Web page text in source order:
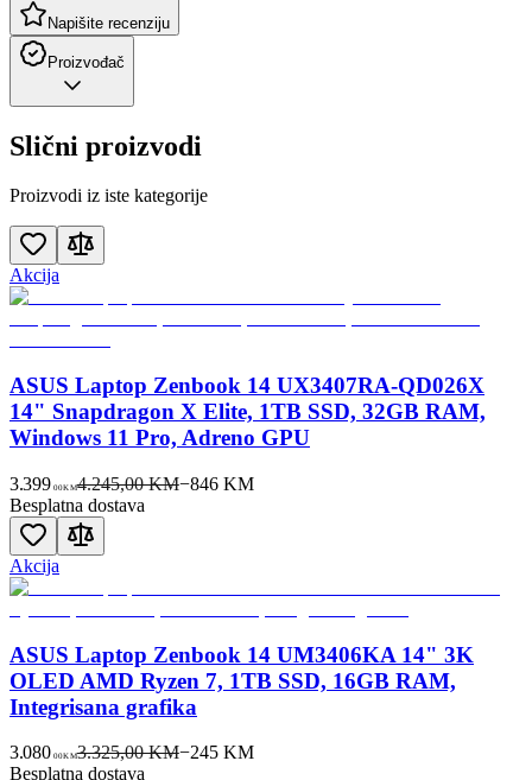
Napišite recenziju
Proizvođač
Slični proizvodi
Proizvodi iz iste kategorije
Akcija
ASUS Laptop Zenbook 14 UX3407RA-QD026X
14" Snapdragon X Elite, 1TB SSD, 32GB RAM,
Windows 11 Pro, Adreno GPU
3.399 00KM4.245,00 KM−846KM
Besplatna dostava
Akcija
ASUS Laptop Zenbook 14 UM3406KA 14" 3K
OLED AMD Ryzen 7, 1TB SSD, 16GB RAM,
Integrisana grafika
3.080 00KM3.325,00 KM−245KM
Besplatna dostava